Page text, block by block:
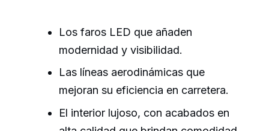
Los faros LED que añaden
modernidad y visibilidad.
Las líneas aerodinámicas que
mejoran su eficiencia en carretera.
El interior lujoso, con acabados en